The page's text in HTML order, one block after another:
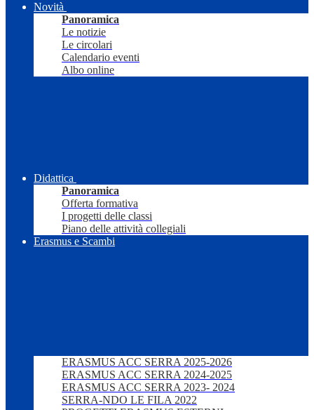
Novità
Panoramica
Le notizie
Le circolari
Calendario eventi
Albo online
Didattica
Panoramica
Offerta formativa
I progetti delle classi
Piano delle attività collegiali
Erasmus e Scambi
ERASMUS ACC SERRA 2025-2026
ERASMUS ACC SERRA 2024-2025
ERASMUS ACC SERRA 2023- 2024
SERRA-NDO LE FILA 2022